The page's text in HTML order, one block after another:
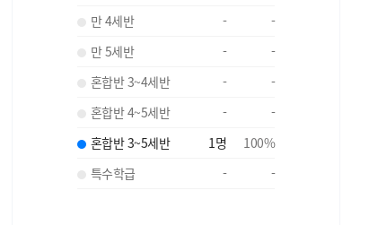
만 4세반
-
-
만 5세반
-
-
혼합반 3~4세반
-
-
혼합반 4~5세반
-
-
혼합반 3~5세반
1 명 100%
특수학급
- -